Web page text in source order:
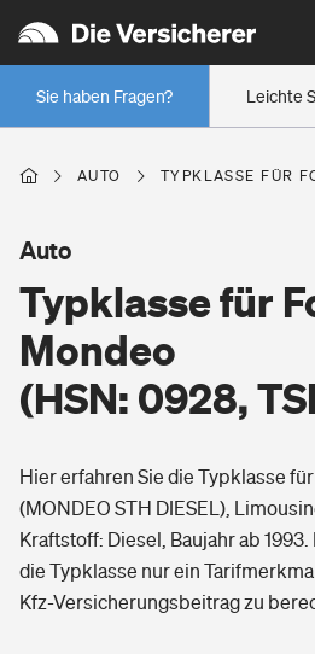
Leichte
Sie haben Fragen?
Wer versichert was: Jetzt Versicherer
Regionalklassen: So ist Ihre Region
Wer versichert was: Jetzt
Berufsunfähigkeitsversicherung
Arbeitsrechtsschutz
Berufshaftpflichtversicherung
Wohnen
Wohngebäudeversicherung
Hausratversicherung
Elementarversicherung
Photovoltaik
Pri­vate Haft­pflicht­
Rechts­schutz­ver­si­che­rung
Gesundheit
Private Krankenversicherung
AUTO TYPKLASSE FÜR
Typklasse für
Mondeo
(HSN: 0928,
Auto
Hier erfahren Sie die Typklasse
(MONDEO STH DIESEL),
Kraftstoff: Diesel, Baujahr ab
die Typklasse nur ein
Kfz-Versicherungsbeitrag zu